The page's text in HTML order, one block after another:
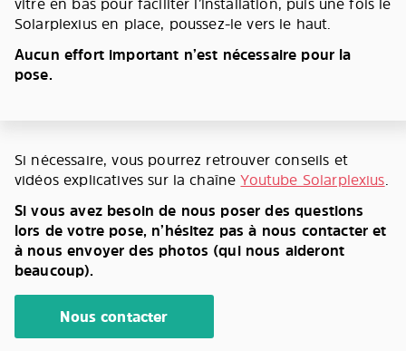
Solarplexius en place, poussez-le vers le haut.
Aucun effort important n’est nécessaire pour la
pose.
Si nécessaire, vous pourrez retrouver conseils et
vidéos explicatives sur la chaîneYoutube Solarplexius.
Si vous avez besoin de nous poser des questions
lors de votre pose, n’hésitez pas à nous contacter et
à nous envoyer des photos (qui nous aideront
beaucoup).
Nous contacter